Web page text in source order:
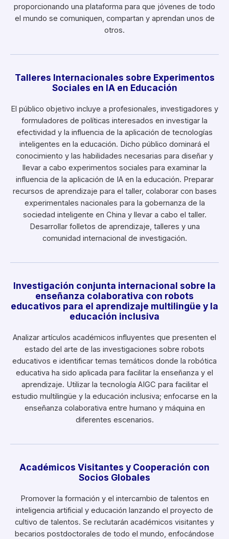
proporcionando una plataforma para que jóvenes de todo
el mundo se comuniquen, compartan y aprendan unos de
otros.
Talleres Internacionales sobre Experimentos
Sociales en IA en Educación
El público objetivo incluye a profesionales, investigadores y
formuladores de políticas interesados en investigar la
efectividad y la influencia de la aplicación de tecnologías
inteligentes en la educación. Dicho público dominará el
conocimiento y las habilidades necesarias para diseñar y
llevar a cabo experimentos sociales para examinar la
influencia de la aplicación de IA en la educación. Preparar
recursos de aprendizaje para el taller, colaborar con bases
experimentales nacionales para la gobernanza de la
sociedad inteligente en China y llevar a cabo el taller.
Desarrollar folletos de aprendizaje, talleres y una
comunidad internacional de investigación.
Investigación conjunta internacional sobre la
enseñanza colaborativa con robots
educativos para el aprendizaje multilingüe y la
educación inclusiva
Analizar artículos académicos influyentes que presenten el
estado del arte de las investigaciones sobre robots
educativos e identificar temas temáticos donde la robótica
educativa ha sido aplicada para facilitar la enseñanza y el
aprendizaje. Utilizar la tecnología AIGC para facilitar el
estudio multilingüe y la educación inclusiva; enfocarse en la
enseñanza colaborativa entre humano y máquina en
diferentes escenarios.
Académicos Visitantes y Cooperación con
Socios Globales
Promover la formación y el intercambio de talentos en
inteligencia artificial y educación lanzando el proyecto de
cultivo de talentos. Se reclutarán académicos visitantes y
becarios postdoctorales de todo el mundo, enfocándose